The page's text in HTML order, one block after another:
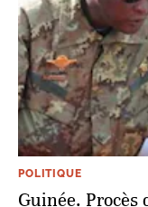
POLITIQUE
Guinée.